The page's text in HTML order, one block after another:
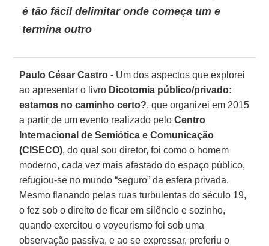
é tão fácil delimitar onde começa um e
termina outro
Paulo César Castro - Um dos aspectos que explorei
ao apresentar o livro Dicotomia público/privado:
estamos no caminho certo?, que organizei em 2015
a partir de um evento realizado peloCentro
Internacional de Semiótica e Comunicação
(CISECO), do qual sou diretor, foi como o homem
moderno, cada vez mais afastado do espaço público,
refugiou-se no mundo “seguro” da esfera privada.
Mesmo flanando pelas ruas turbulentas do século 19,
o fez sob o direito de ficar em silêncio e sozinho,
quando exercitou o voyeurismo foi sob uma
observação passiva, e ao se expressar, preferiu o